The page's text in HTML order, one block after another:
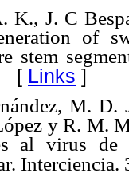
K., J. C
of
stem
Links ]
M.
y R. M.
al virus de